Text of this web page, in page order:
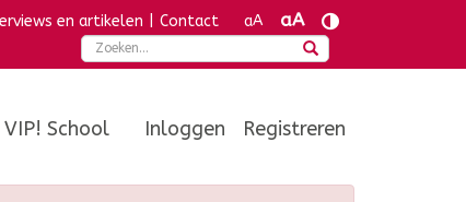
en artikelen Contact aA aA
Zoeken
VIP! School Inloggen Registreren